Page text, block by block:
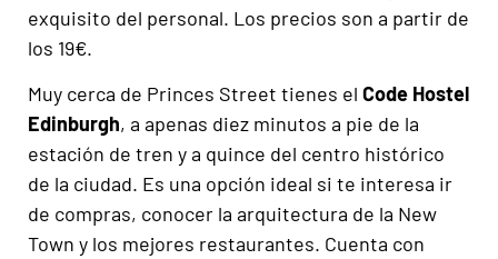
exquisito del personal. Los precios son a partir de
los 19€.
Muy cerca de Princes Street tienes el Code Hostel
Edinburgh, a apenas diez minutos a pie de la
estación de tren y a quince del centro histórico
de la ciudad. Es una opción ideal si te interesa ir
de compras, conocer la arquitectura de la New
Town y los mejores restaurantes. Cuenta con